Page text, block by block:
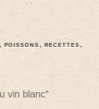
, POISSONS , RECETTES ,
vin blanc”